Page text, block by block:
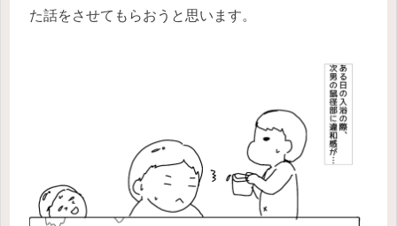
た話をさせてもらおうと思います。